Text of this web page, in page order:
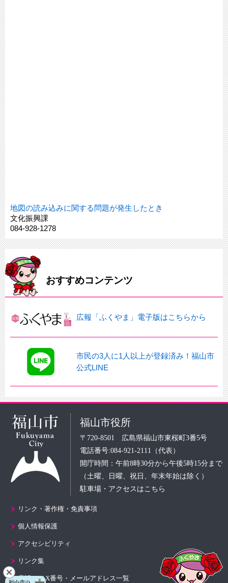
地図の読み込みに関する問題が発生したとき
文化振興課
084-928-1278
おすすめコンテンツ
広報「ふくやま」電子版はこちらから
市民の3人に1人以上が登録済み！福山市
公式LINE
福山市役所
〒720-8501 広島県福山市東桜町3番5号
電話番号:084-921-2111（代表）
開庁時間：午前8時30分から午後5時15分まで
（土曜、日曜、祝日、年末年始は除く）
駐車場・アクセスはこちら
リンク・著作権・免責事項
個人情報保護
アクセシビリティ
リンク集
電話・FAX番号・メールアドレス一覧